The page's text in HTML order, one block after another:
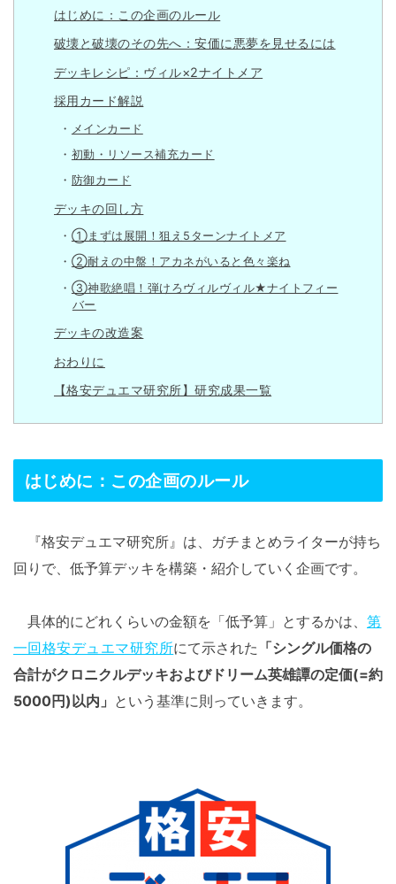
はじめに：この企画のルール
破壊と破壊のその先へ：安価に悪夢を見せるには
デッキレシピ：ヴィル×2ナイトメア
採用カード解説
メインカード
初動・リソース補充カード
防御カード
デッキの回し方
①まずは展開！狙え5ターンナイトメア
②耐えの中盤！アカネがいると色々楽ね
③神歌絶唱！弾けろヴィルヴィル★ナイトフィー
バー
デッキの改造案
おわりに
【格安デュエマ研究所】研究成果一覧
はじめに：この企画のルール
『格安デュエマ研究所』は、ガチまとめライターが持ち
回りで、低予算デッキを構築・紹介していく企画です。
具体的にどれくらいの金額を「低予算」とするかは、 第
一回格安デュエマ研究所にて示された 「シングル価格の
合計がクロニクルデッキおよびドリーム英雄譚の定価(=約
5000円)以内」 という基準に則っていきます。